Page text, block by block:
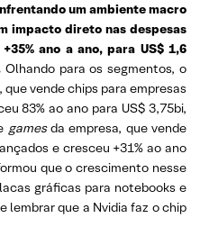
um ambiente macro
impacto direto nas despesas
ano a ano, para US$ 1,6
Olhando para os segmentos, o
vende chips para empresas
83% ao ano para US$ 3,75bi,
gamesda empresa, que vende
e cresceu +31% ao ano
que o crescimento nesse
gráficas para notebooks e
lembrar que a Nvidia faz o chip